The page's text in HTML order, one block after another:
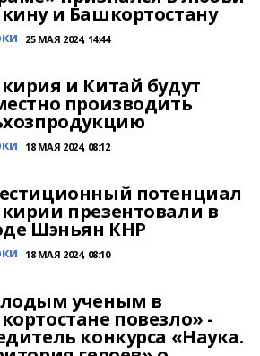
и Башкортостану
25 МАЯ 2024, 14:44
и Китай будут
производить
18 МАЯ 2024, 08:12
потенциал
презентовали в
Шэньян КНР
18 МАЯ 2024, 08:10
ученым в
повезло» -
конкурса «Наука.